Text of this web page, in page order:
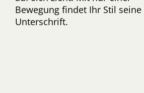
Bewegung findet Ihr Stil seine
Unterschrift.